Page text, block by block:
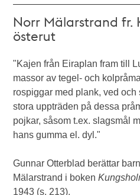
Norr Mälarstrand fr.
österut
"Kajen från Eiraplan fram till
massor av tegel- och
rospiggar med plank, ved
stora uppträden på dessa
pojkar, såsom t.ex. slagsmål
hans gumma el. dyl."
Gunnar Otterblad berättar
Mälarstrand i boken
1943 (s. 213).